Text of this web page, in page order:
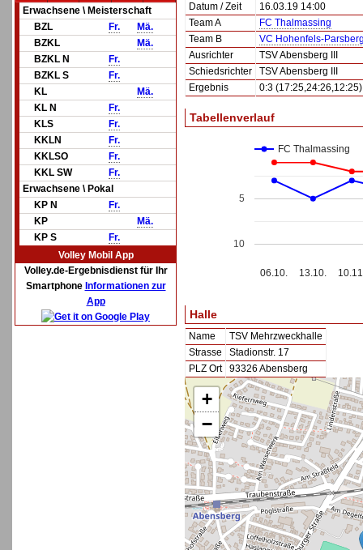
Erwachsene \ Meisterschaft
BZL
Fr.
Mä.
BZKL
Mä.
BZKL N
Fr.
BZKL S
Fr.
KL
Mä.
KL N
Fr.
KLS
Fr.
KKLN
Fr.
KKLSO
Fr.
KKL SW
Fr.
Erwachsene \ Pokal
KP N
Fr.
KP
Mä.
KP S
Fr.
Volley Mobil App
Volley.de-Ergebnisdienst für Ihr
Smartphone Informationen zur
App
Datum / Zeit
16.03.19 14:00
Team A
FC Thalmassing
Team B
VC Hohenfels-
Ausrichter
TSV Abensberg III
Schiedsrichter
TSV Abensberg III
Ergebnis
0:3 (17:25,24:26,12:25)
Tabellenverlauf
FC Thalmassing
06.10. 13.10.
5
10
Halle
Name
TSV Mehrzweckhalle
Strasse
Stadionstr. 17
PLZ Ort
93326 Abensberg
+
−